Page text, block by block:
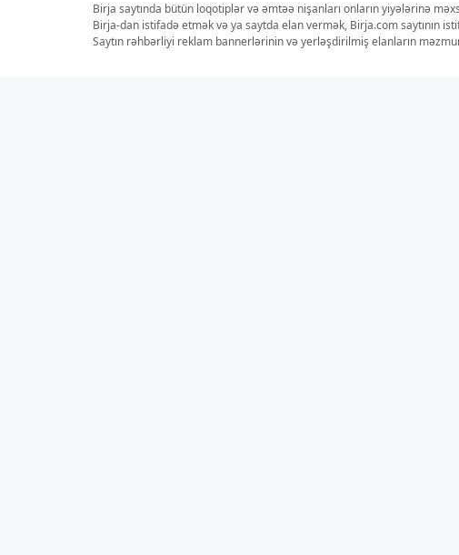
Birja saytında bütün loqotiplər və əmtəə nişanları onların yiyələrinə
Birja-dan istifadə etmək və ya saytda elan vermək, Birja.com saytının
Saytın rəhbərliyi reklam bannerlərinin və yerləşdirilmiş elanların